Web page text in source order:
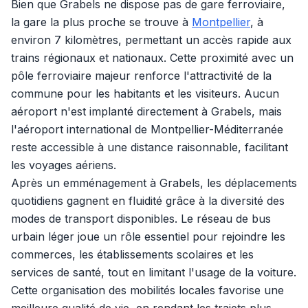
Bien que Grabels ne dispose pas de gare ferroviaire,
la gare la plus proche se trouve à Montpellier, à
environ 7 kilomètres, permettant un accès rapide aux
trains régionaux et nationaux. Cette proximité avec un
pôle ferroviaire majeur renforce l'attractivité de la
commune pour les habitants et les visiteurs. Aucun
aéroport n'est implanté directement à Grabels, mais
l'aéroport international de Montpellier-Méditerranée
reste accessible à une distance raisonnable, facilitant
les voyages aériens.
Après un emménagement à Grabels, les déplacements
quotidiens gagnent en fluidité grâce à la diversité des
modes de transport disponibles. Le réseau de bus
urbain léger joue un rôle essentiel pour rejoindre les
commerces, les établissements scolaires et les
services de santé, tout en limitant l'usage de la voiture.
Cette organisation des mobilités locales favorise une